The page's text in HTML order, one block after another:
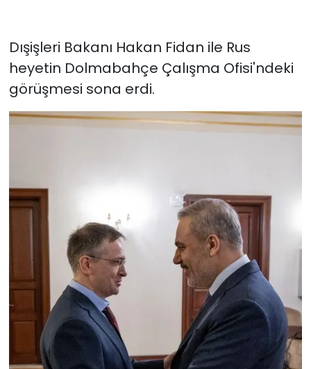
Dışişleri Bakanı Hakan Fidan ile Rus
heyetin Dolmabahçe Çalışma Ofisi'ndeki
görüşmesi sona erdi.